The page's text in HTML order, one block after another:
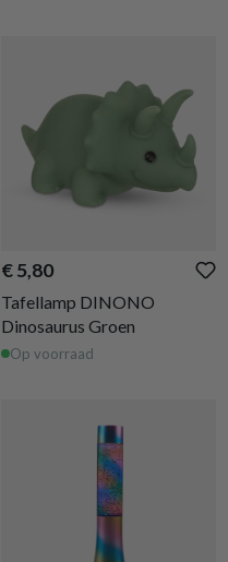
€ 5,80
Tafellamp DINONO
Dinosaurus Groen
Op voorraad